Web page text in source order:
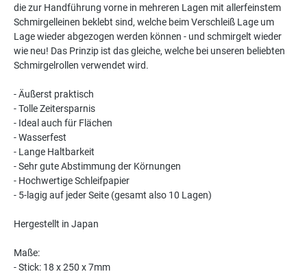
die zur Handführung vorne in mehreren Lagen mit allerfeinstem
Schmirgelleinen beklebt sind, welche beim Verschleiß Lage um
Lage wieder abgezogen werden können - und schmirgelt wieder
wie neu! Das Prinzip ist das gleiche, welche bei unseren beliebten
Schmirgelrollen verwendet wird.
- Äußerst praktisch
- Tolle Zeitersparnis
- Ideal auch für Flächen
- Wasserfest
- Lange Haltbarkeit
- Sehr gute Abstimmung der Körnungen
- Hochwertige Schleifpapier
- 5-lagig auf jeder Seite (gesamt also 10 Lagen)
Hergestellt in Japan
Maße:
- Stick: 18 x 250 x 7mm